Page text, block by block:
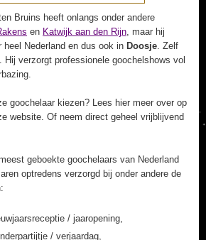
Bruins heeft onlangs onder andere
en Katwijk aan den Rijn, maar hij
heel Nederland en dus ook in Doosje. Zelf
. Hij verzorgt professionele goochelshows vol
goochelaar kiezen? Lees hier meer over op
website. Of neem direct geheel vrijblijvend
geboekte goochelaars van Nederland
optredens verzorgd bij onder andere de
/ jaaropening,
/ verjaardag,